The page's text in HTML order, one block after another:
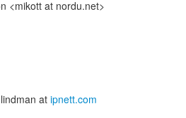
<mikott at nordu.net>
at ipnett.com